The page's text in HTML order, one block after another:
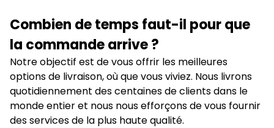
Combien de temps faut-il pour que
la commande arrive ?
Notre objectif est de vous offrir les meilleures
options de livraison, où que vous viviez. Nous livrons
quotidiennement des centaines de clients dans le
monde entier et nous nous efforçons de vous fournir
des services de la plus haute qualité.